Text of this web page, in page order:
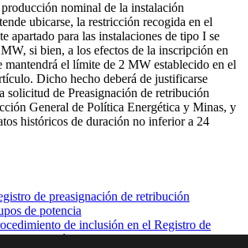
nominal de la instalación
ubicarse, la restricción recogida en el
apartado para las instalaciones de tipo I se
si bien, a los efectos de la inscripción en
mantendrá el límite de 2 MW establecido en el
Dicho hecho deberá de justificarse
solicitud de Preasignación de retribución
General de Política Energética y Minas, y
históricos de duración no inferior a 24
de preasignación de retribución
de potencia
de inclusión en el Registro de
de retribución